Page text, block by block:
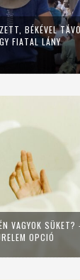
BÉKÉVEL
FIATAL LÁNY
VAGYOK SÜKET?
OPCIÓ